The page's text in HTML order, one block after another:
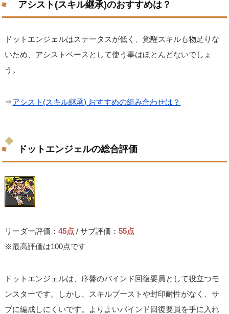
アシスト(スキル継承)のおすすめは？
ドットエンジェルはステータスが低く、覚醒スキルも物足りな
いため、アシストベースとして使う事はほとんどないでしょ
う。
⇒アシスト(スキル継承) おすすめの組み合わせは？
ドットエンジェルの総合評価
リーダー評価：45点 / サブ評価：55点
※最高評価は100点です
ドットエンジェルは、序盤のバインド回復要員として役立つモ
ンスターです。しかし、スキルブーストや封印耐性がなく、サ
ブに編成しにくいです。よりよいバインド回復要員を手に入れ